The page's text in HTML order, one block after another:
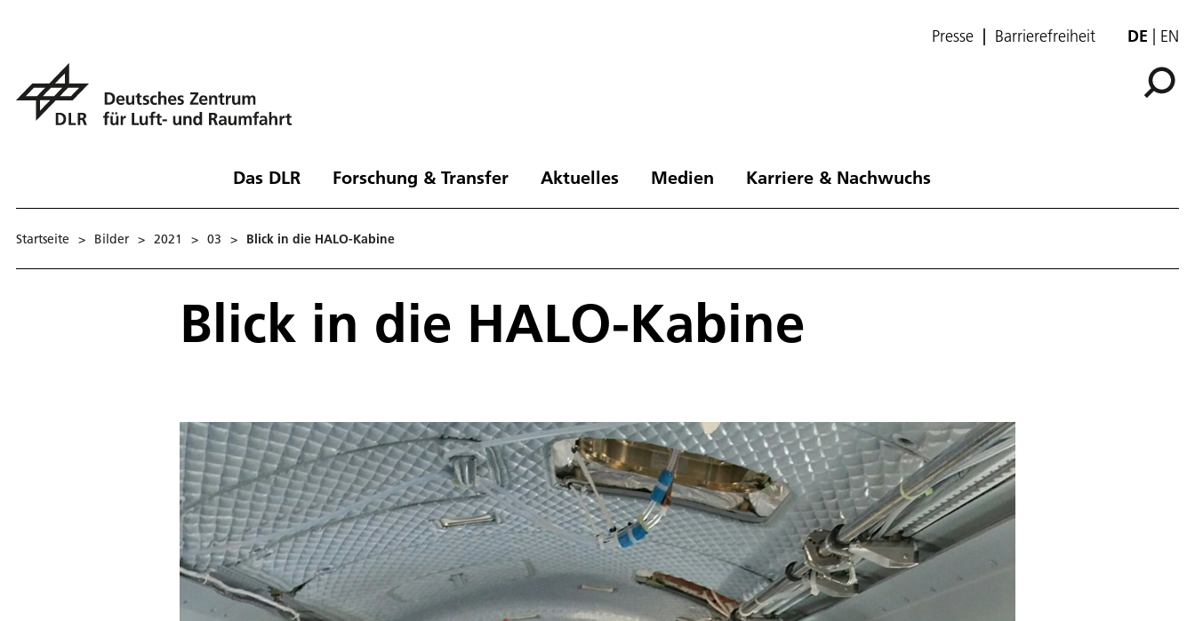
Presse Barrierefreiheit DE EN
Das DLR Forschung & Transfer Aktuelles Medien Karriere & Nachwuchs
Startseite > Bilder > 2021 > 03 > Blick in die HALO-Kabine
Blick in die HALO-Kabine